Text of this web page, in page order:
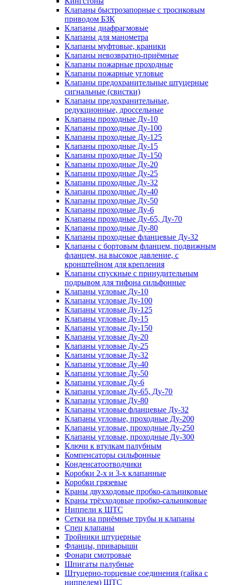
Клапаны быстрозапорные с тросиковым
приводом БЗК
Клапаны диафрагмовые
Клапаны для манометра
Клапаны муфтовые, краники
Клапаны невозвратно-приёмные
Клапаны пожарные проходные
Клапаны пожарные угловые
Клапаны предохранительные штуцерные
сигнальные (свистки)
Клапаны предохранительные,
редукционные, дроссельные
Клапаны проходные Ду-10
Клапаны проходные Ду-100
Клапаны проходные Ду-125
Клапаны проходные Ду-15
Клапаны проходные Ду-150
Клапаны проходные Ду-20
Клапаны проходные Ду-25
Клапаны проходные Ду-32
Клапаны проходные Ду-40
Клапаны проходные Ду-50
Клапаны проходные Ду-6
Клапаны проходные Ду-65, Ду-70
Клапаны проходные Ду-80
Клапаны проходные фланцевые Ду-32
Клапаны с бортовым фланцем, подвижным
фланцем, на высокое давление, с
кронштейном для крепления
Клапаны спускные с принудительным
подрывом для тифона сильфонные
Клапаны угловые Ду-10
Клапаны угловые Ду-100
Клапаны угловые Ду-125
Клапаны угловые Ду-15
Клапаны угловые Ду-150
Клапаны угловые Ду-20
Клапаны угловые Ду-25
Клапаны угловые Ду-32
Клапаны угловые Ду-40
Клапаны угловые Ду-50
Клапаны угловые Ду-6
Клапаны угловые Ду-65, Ду-70
Клапаны угловые Ду-80
Клапаны угловые фланцевые Ду-32
Клапаны угловые, проходные Ду-200
Клапаны угловые, проходные Ду-250
Клапаны угловые, проходные Ду-300
Ключи к втулкам палубным
Компенсаторы сильфонные
Конденсатоотводчики
Коробки 2-х и 3-х клапанные
Коробки грязевые
Краны двухходовые пробко-сальниковые
Краны трёхходовые пробко-сальниковые
Ниппели к ШТС
Сетки на приёмные трубы и клапаны
Спец клапаны
Тройники штуцерные
Фланцы, приварыши
Фонари смотровые
Шпигаты палубные
Штуцерно-торцевые соединения (гайка с
ниппелем) ШТС